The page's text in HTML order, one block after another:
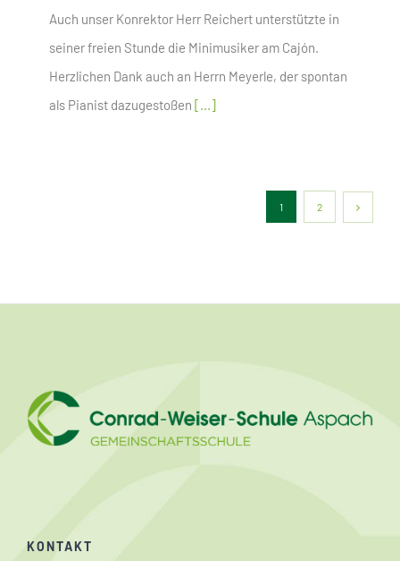
Auch unser Konrektor Herr Reichert unterstützte in
seiner freien Stunde die Minimusiker am Cajón.
Herzlichen Dank auch an Herrn Meyerle, der spontan
als Pianist dazugestoßen [...]
1 2
KONTAKT